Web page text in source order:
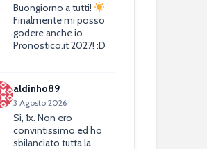
Buongiorno a tutti!
Finalmente mi posso
godere anche io
Pronostico.it 2027! :D
aldinho89
3 Agosto 2026
Si, 1x. Non ero
convintissimo ed ho
sbilanciato tutta la